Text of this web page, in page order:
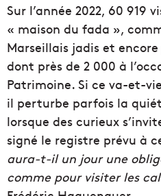
Sur l’année 2022, 60 919
« maison du fada »,
Marseillais jadis et
dont près de 2 000 à
Patrimoine. Si ce va-et-
il perturbe parfois la
lorsque des curieux
signé le registre prévu à
aura-t-il un jour une
comme pour visiter les